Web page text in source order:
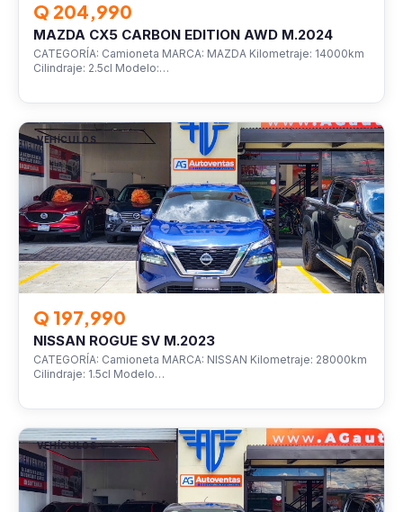
Q 204,990
MAZDA CX5 CARBON EDITION AWD M.2024
CATEGORÍA: Camioneta MARCA: MAZDA Kilometraje: 14000km
Cilindraje: 2.5cl Modelo:…
VEHÍCULOS
Q 197,990
NISSAN ROGUE SV M.2023
CATEGORÍA: Camioneta MARCA: NISSAN Kilometraje: 28000km
Cilindraje: 1.5cl Modelo…
VEHÍCULOS